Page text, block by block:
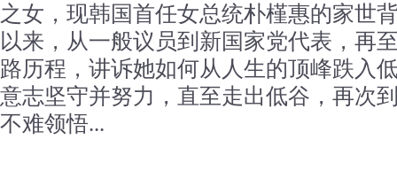
之女，现韩国首任女总统朴槿惠的家世
以来，从一般议员到新国家党代表，再
路历程，讲诉她如何从人生的顶峰跌入
意志坚守并努力，直至走出低谷，再次
不难领悟...